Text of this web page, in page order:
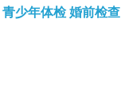
青少年体检 婚前检查